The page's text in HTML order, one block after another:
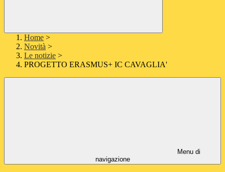
Home >
Novità >
Le notizie >
PROGETTO ERASMUS+ IC CAVAGLIA'
Menu di
navigazione